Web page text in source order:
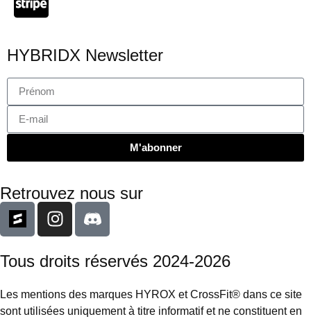
HYBRIDX Newsletter
M'abonner
Retrouvez nous sur
Tous droits réservés 2024-2026
Les mentions des marques HYROX et CrossFit® dans ce site
sont utilisées uniquement à titre informatif et ne constituent en